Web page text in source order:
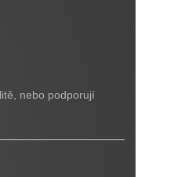
nebo podporují